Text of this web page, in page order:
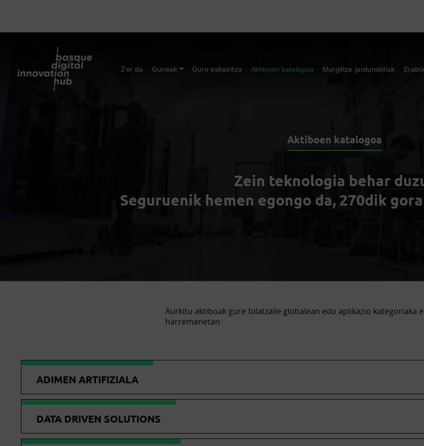
Zer da Guneak Gure eskaintza Aktiboen katalogoa Murgiltze jardunaldiak
Aktiboen katalogoa
Zein teknologia behar
Seguruenik hemen egongo da, 270dik
Aurkitu aktiboak gure bilatzaile globalean edo aplikazio kategoriaka
harremanetan
ADIMEN ARTIFIZIALA
DATA DRIVEN SOLUTIONS